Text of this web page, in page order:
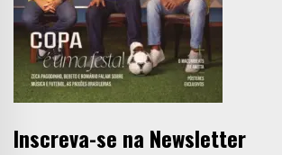
Inscreva-se na Newsletter